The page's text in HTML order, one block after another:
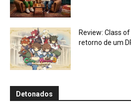
Review: Class
retorno de um
Detonados